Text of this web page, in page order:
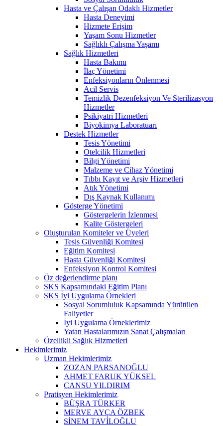
Hasta ve Çalışan Odaklı Hizmetler
Hasta Deneyimi
Hizmete Erişim
Yaşam Sonu Hizmetler
Sağlıklı Çalışma Yaşamı
Sağlık Hizmetleri
Hasta Bakımı
İlaç Yönetimi
Enfeksiyonların Önlenmesi
Acil Servis
Temizlik Dezenfeksiyon Ve Sterilizasyon
Hizmetler
Psikiyatri Hizmetleri
Biyokimya Laboratuarı
Destek Hizmetler
Tesis Yönetimi
Otelcilik Hizmetleri
Bilgi Yönetimi
Malzeme ve Cihaz Yönetimi
Tıbbı Kayıt ve Arşiv Hizmetleri
Atık Yönetimi
Dış Kaynak Kullanımı
Gösterge Yönetimi
Göstergelerin İzlenmesi
Kalite Göstergeleri
Oluşturulan Komiteler ve Üyeleri
Tesis Güvenliği Komitesi
Eğitim Komitesi
Hasta Güvenliği Komitesi
Enfeksiyon Kontrol Komitesi
Öz değerlendirme planı
SKS Kapsamındaki Eğitim Planı
SKS İyi Uygulama Örnekleri
Sosyal Sorumluluk Kapsamında Yürütülen
Faliyetler
İyi Uygulama Örneklerimiz
Yatan Hastalarımızın Sanat Çalışmaları
Özellikli Sağlık Hizmetleri
Hekimlerimiz
Uzman Hekimlerimiz
ZOZAN PARSANOĞLU
AHMET FARUK YÜKSEL
CANSU YILDIRIM
Pratisyen Hekimlerimiz
BÜŞRA TÜRKER
MERVE AYÇA ÖZBEK
SİNEM TAVİLOĞLU